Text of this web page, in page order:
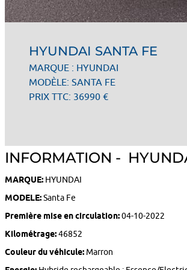
HYUNDAI SANTA FE
MARQUE : HYUNDAI
MODÈLE: SANTA FE
PRIX TTC: 36990 €
INFORMATION -
MARQUE: HYUNDAI
MODELE:Santa Fe
Première mise en circulation:04-10-2022
Kilométrage:46852
Couleur du véhicule: Marron